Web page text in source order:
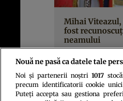
Mihai Viteazul,
fost
neamului
Nouă ne pasă ca datele tale
Noi și partenerii noștri 1017
precum identificatorii cookie
Puteți accepta sau gestiona